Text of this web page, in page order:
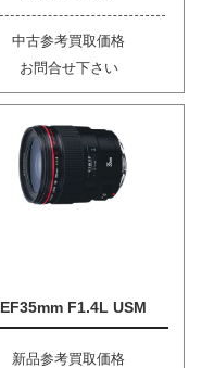
中古参考買取価格
お問合せ下さい
EF35mm F1.4L USM
新品参考買取価格